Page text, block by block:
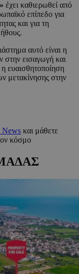
έχει καθιερωθεί από
επίπεδο για
και για τη
αυτό είναι η
εισαγωγή και
ευαισθητοποίηση
μετακίνησης στην
News και μάθετε
κόσμο